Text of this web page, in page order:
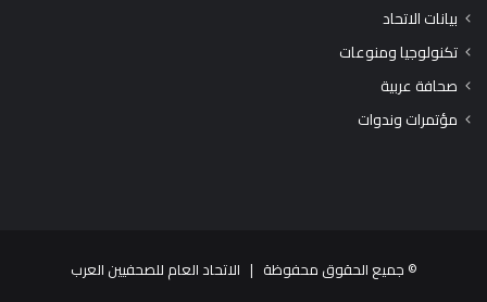
بيانات الاتحاد
تكنولوجيا ومنوعات
صحافة عربية
مؤتمرات وندوات
© جميع الحقوق محفوظة | الاتحاد العام للصحفيين العرب